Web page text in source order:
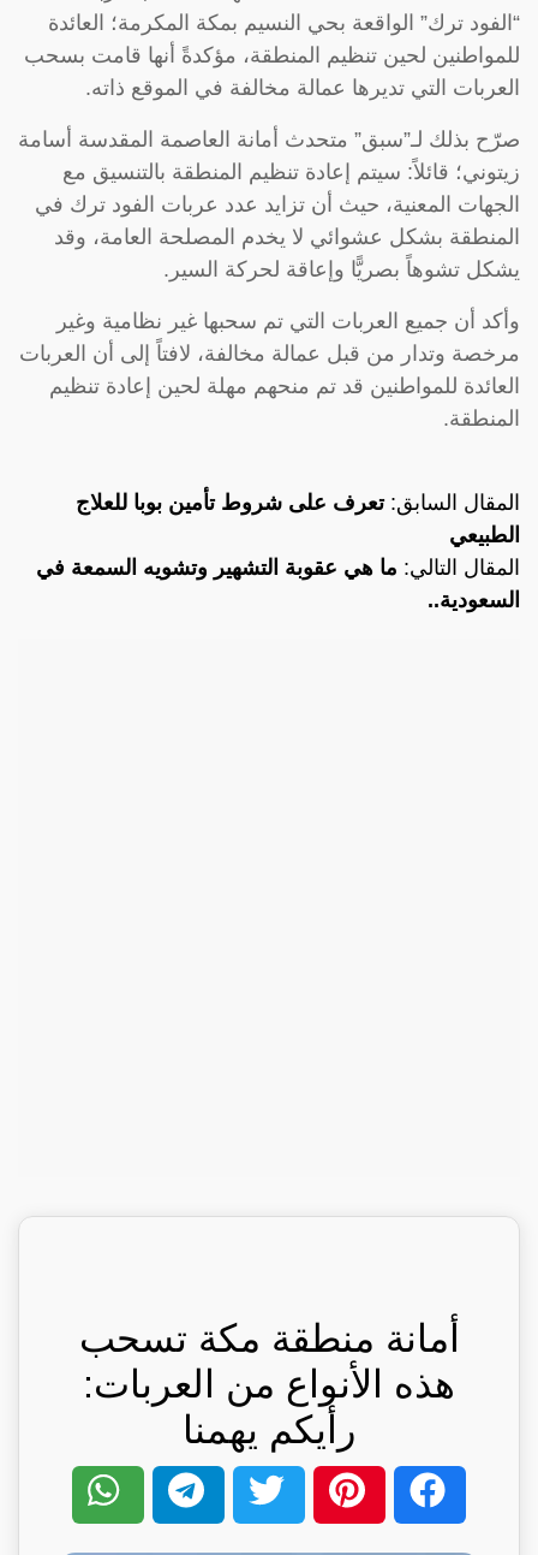
“الفود ترك” الواقعة بحي النسيم بمكة المكرمة؛ العائدة
للمواطنين لحين تنظيم المنطقة، مؤكدةً أنها قامت بسحب
العربات التي تديرها عمالة مخالفة في الموقع ذاته.
صرّح بذلك لـ”سبق” متحدث أمانة العاصمة المقدسة أسامة
زيتوني؛ قائلاً: سيتم إعادة تنظيم المنطقة بالتنسيق مع
الجهات المعنية، حيث أن تزايد عدد عربات الفود ترك في
المنطقة بشكل عشوائي لا يخدم المصلحة العامة، وقد
يشكل تشوهاً بصريًّا وإعاقة لحركة السير.
وأكد أن جميع العربات التي تم سحبها غير نظامية وغير
مرخصة وتدار من قبل عمالة مخالفة، لافتاً إلى أن العربات
العائدة للمواطنين قد تم منحهم مهلة لحين إعادة تنظيم
المنطقة.
المقال السابق:تعرف على شروط تأمين بوبا للعلاج
الطبيعي
المقال التالي: ما هي عقوبة التشهير وتشويه السمعة في
السعودية..
أمانة منطقة مكة تسحب
هذه الأنواع من العربات:
رأيكم يهمنا